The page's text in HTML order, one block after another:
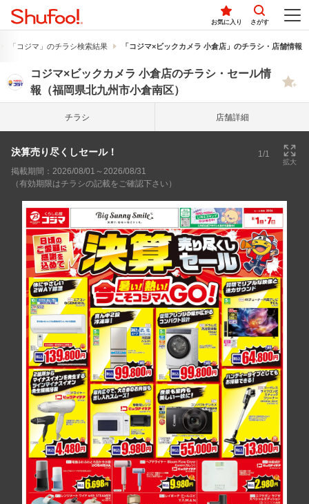
お気に入り さがす
「コジマ」のチラシ検索結果 「コジマ×ビックカメラ 小倉店」のチラシ・店舗情報
コジマ×ビックカメラ 小倉店のチラシ・セール情
報（福岡県北九州市小倉南区）
チラシ 店舗詳細
決算売り尽くしセール！ 1/1
拡大
掲載期間：2026/08/01～2026/08/31
（有効期限はチラシの記載をご確認下さい）